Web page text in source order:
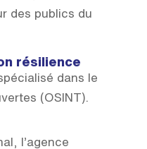
des publics du
résilience
dans le
(OSINT).
l’agence